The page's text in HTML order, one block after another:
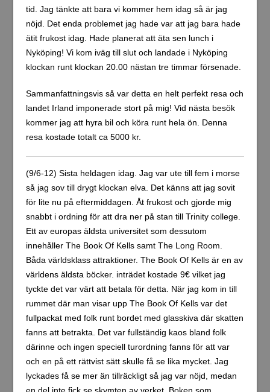
tid. Jag tänkte att bara vi kommer hem idag så är jag
nöjd. Det enda problemet jag hade var att jag bara hade
ätit frukost idag. Hade planerat att äta sen lunch i
Nyköping! Vi kom iväg till slut och landade i Nyköping
klockan runt klockan 20.00 nästan tre timmar försenade.
Sammanfattningsvis så var detta en helt perfekt resa och
landet Irland imponerade stort på mig! Vid nästa besök
kommer jag att hyra bil och köra runt hela ön. Denna
resa kostade totalt ca 5000 kr.
(9/6-12) Sista heldagen idag. Jag var ute till fem i morse
så jag sov till drygt klockan elva. Det känns att jag sovit
för lite nu på eftermiddagen. Åt frukost och gjorde mig
snabbt i ordning för att dra ner på stan till Trinity college.
Ett av europas äldsta universitet som dessutom
innehåller The Book Of Kells samt The Long Room.
Båda världsklass attraktioner. The Book Of Kells är en av
världens äldsta böcker. inträdet kostade 9€ vilket jag
tyckte det var värt att betala för detta. När jag kom in till
rummet där man visar upp The Book Of Kells var det
fullpackat med folk runt bordet med glasskiva där skatten
fanns att betrakta. Det var fullständig kaos bland folk
därinne och ingen speciell turordning fanns för att var
och en på ett rättvist sätt skulle få se lika mycket. Jag
lyckades få se mer än tillräckligt så jag var nöjd, medan